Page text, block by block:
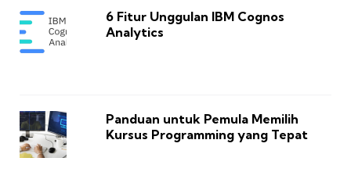
6 Fitur Unggulan IBM Cognos
Analytics
Panduan untuk Pemula Memilih
Kursus Programming yang Tepat